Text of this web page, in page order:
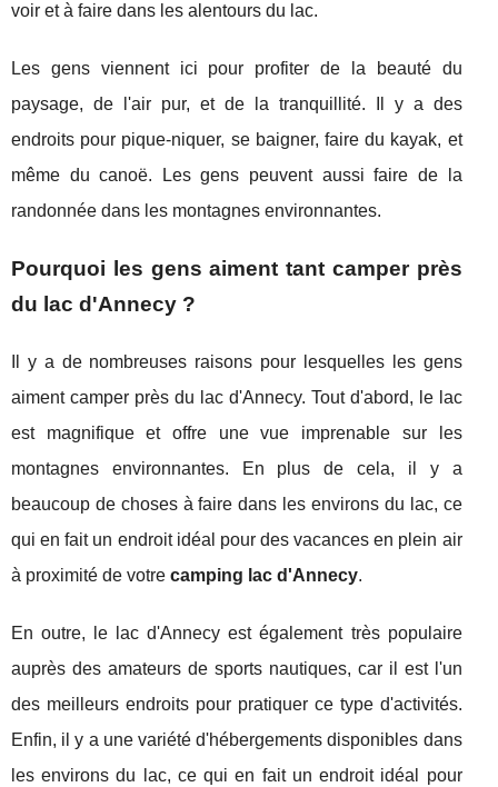
voir et à faire dans les alentours du lac.
Les gens viennent ici pour profiter de la beauté du
paysage, de l'air pur, et de la tranquillité. Il y a des
endroits pour pique-niquer, se baigner, faire du kayak, et
même du canoë. Les gens peuvent aussi faire de la
randonnée dans les montagnes environnantes.
Pourquoi les gens aiment tant camper près
du lac d'Annecy ?
Il y a de nombreuses raisons pour lesquelles les gens
aiment camper près du lac d'Annecy. Tout d'abord, le lac
est magnifique et offre une vue imprenable sur les
montagnes environnantes. En plus de cela, il y a
beaucoup de choses à faire dans les environs du lac, ce
qui en fait un endroit idéal pour des vacances en plein air
à proximité de votre camping lac d'Annecy.
En outre, le lac d'Annecy est également très populaire
auprès des amateurs de sports nautiques, car il est l'un
des meilleurs endroits pour pratiquer ce type d'activités.
Enfin, il y a une variété d'hébergements disponibles dans
les environs du lac, ce qui en fait un endroit idéal pour